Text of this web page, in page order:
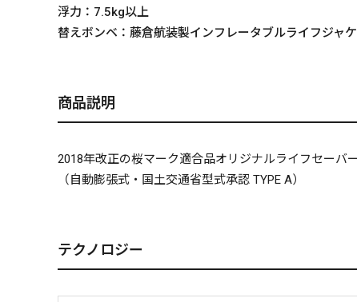
浮力： 7.5kg以上
替えボンベ： 藤倉航装製インフレータブルライフジャ
商品説明
2018年改正の桜マーク適合品オリジナルライフセーバー
（自動膨張式・国土交通省型式承認 TYPE A）
テクノロジー